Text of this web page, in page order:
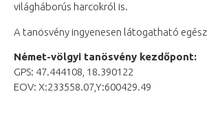
világháborús harcokról is.
A tanösvény ingyenesen látogatható egész
Német-völgyi tanösvény kezdőpont:
GPS: 47.444108, 18.390122
EOV: X:233558.07,Y:600429.49